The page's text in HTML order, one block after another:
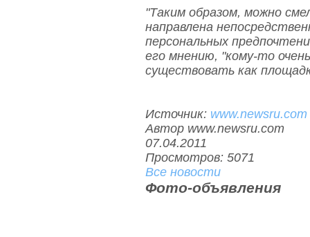
"Таким образом, можно
направлена
персональных
его мнению, "кому-то
существовать как
Источник: www.newsru.com
Автор www.newsru.com
07.04.2011
Просмотров: 5071
Все новости
Фото-объявления